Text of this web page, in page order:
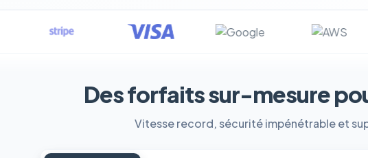
Des forfaits sur-mesure
Vitesse record, sécurité impénétrable et